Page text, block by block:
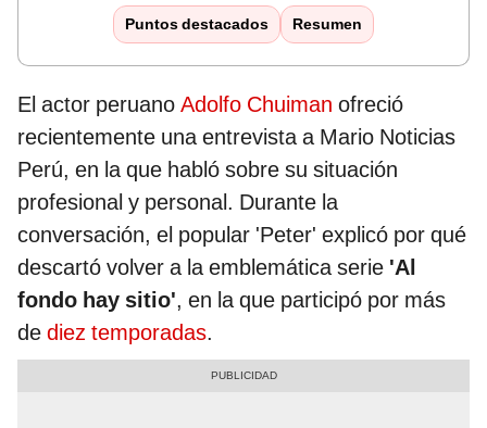
Puntos destacados Resumen
El actor peruano Adolfo Chuiman ofreció
recientemente una entrevista a Mario Noticias
Perú, en la que habló sobre su situación
profesional y personal. Durante la
conversación, el popular 'Peter' explicó por qué
descartó volver a la emblemática serie 'Al
fondo hay sitio', en la que participó por más
de diez temporadas.